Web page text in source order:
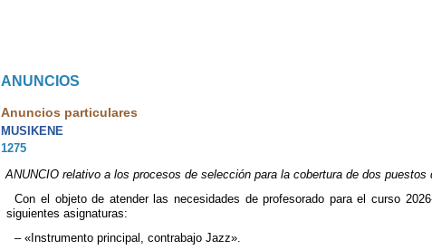
ANUNCIOS
Anuncios particulares
MUSIKENE
1275
ANUNCIO relativo a los procesos de selección para la cobertura de dos
Con el objeto de atender las necesidades de profesorado para el curso
siguientes asignaturas:
– «Instrumento principal, contrabajo Jazz».